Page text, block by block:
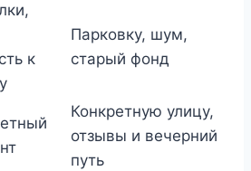
к
Парковку, шум,
старый фонд
Конкретную улицу,
отзывы и вечерний
путь